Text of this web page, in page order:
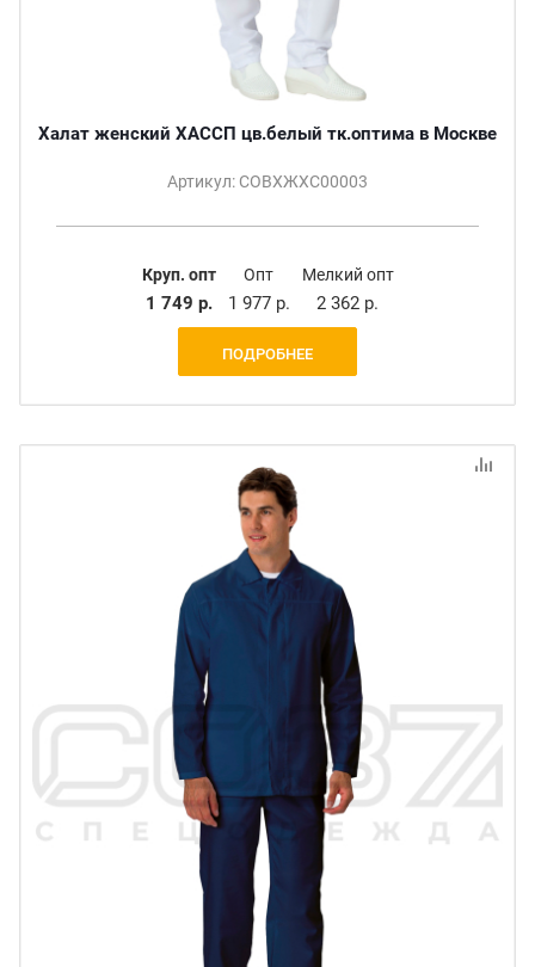
Халат женский ХАССП цв.белый тк.оптима в Москве
Артикул: СОВХЖХС00003
Круп. опт
1 749 р.
Опт
1 977 р.
Мелкий опт
2 362 р.
ПОДРОБНЕЕ